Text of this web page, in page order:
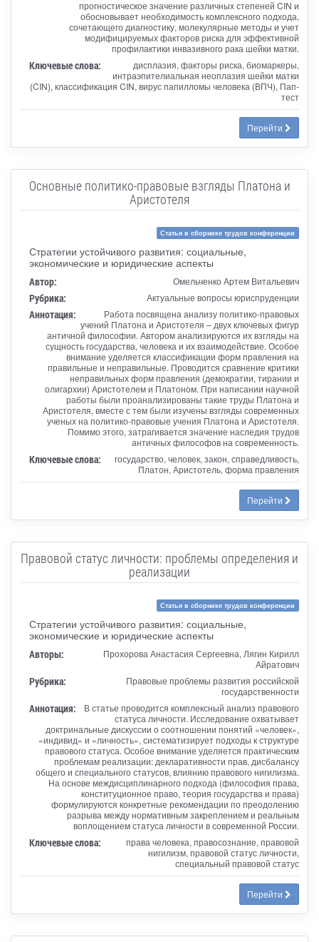
прогностическое значение различных степеней CIN и
обосновывает необходимость комплексного подхода,
сочетающего диагностику, молекулярные методы и учет
модифицируемых факторов риска для эффективной
профилактики инвазивного рака шейки матки.
Ключевые слова:
дисплазия, факторы риска, биомаркеры,
интраэпителиальная неоплазия шейки матки
(CIN), классификация CIN, вирус папилломы человека (ВПЧ), Пап-
тест
Перейти
Основные политико-правовые взгляды Платона и
Аристотеля
Статья в сборнике трудов конференции
Стратегии устойчивого развития: социальные,
экономические и юридические аспекты
Автор: Омельченко Артем Витальевич
Рубрика: Актуальные вопросы юриспруденции
Аннотация:
Работа посвящена анализу политико-правовых
учений Платона и Аристотеля – двух ключевых фигур
античной философии. Автором анализируются их взгляды на
сущность государства, человека и их взаимодействие. Особое
внимание уделяется классификации форм правления на
правильные и неправильные. Проводится сравнение критики
неправильных форм правления (демократии, тирании и
олигархии) Аристотелем и Платоном. При написании научной
работы были проанализированы такие труды Платона и
Аристотеля, вместе с тем были изучены взгляды современных
ученых на политико-правовые учения Платона и Аристотеля.
Помимо этого, затрагивается значение наследия трудов
античных философов на современность.
Ключевые слова:
государство, человек, закон, справедливость,
Платон, Аристотель, форма правления
Перейти
Правовой статус личности: проблемы определения и
реализации
Статья в сборнике трудов конференции
Стратегии устойчивого развития: социальные,
экономические и юридические аспекты
Авторы:
Прохорова Анастасия Сергеевна, Лягин Кирилл
Айратович
Рубрика:
Правовые проблемы развития российской
государственности
Аннотация:
В статье проводится комплексный анализ правового
статуса личности. Исследование охватывает
доктринальные дискуссии о соотношении понятий «человек»,
«индивид» и «личность», систематизирует подходы к структуре
правового статуса. Особое внимание уделяется практическим
проблемам реализации: декларативности прав, дисбалансу
общего и специального статусов, влиянию правового нигилизма.
На основе междисциплинарного подхода (философия права,
конституционное право, теория государства и права)
формулируются конкретные рекомендации по преодолению
разрыва между нормативным закреплением и реальным
воплощением статуса личности в современной России.
Ключевые слова:
права человека, правосознание, правовой
нигилизм, правовой статус личности,
специальный правовой статус
Перейти